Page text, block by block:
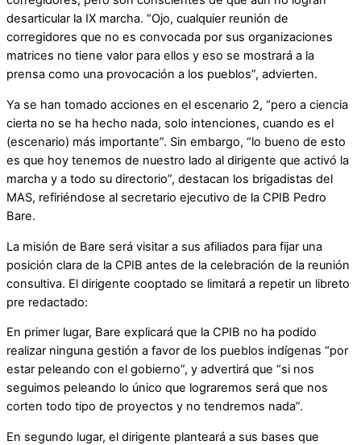
desarticular la IX marcha. “Ojo, cualquier reunión de
corregidores que no es convocada por sus organizaciones
matrices no tiene valor para ellos y eso se mostrará a la
prensa como una provocación a los pueblos”, advierten.
Ya se han tomado acciones en el escenario 2, “pero a ciencia
cierta no se ha hecho nada, solo intenciones, cuando es el
(escenario) más importante”. Sin embargo, “lo bueno de esto
es que hoy tenemos de nuestro lado al dirigente que activó la
marcha y a todo su directorio”, destacan los brigadistas del
MAS, refiriéndose al secretario ejecutivo de la CPIB Pedro
Bare.
La misión de Bare será visitar a sus afiliados para fijar una
posición clara de la CPIB antes de la celebración de la reunión
consultiva. El dirigente cooptado se limitará a repetir un libreto
pre redactado:
En primer lugar, Bare explicará que la CPIB no ha podido
realizar ninguna gestión a favor de los pueblos indígenas “por
estar peleando con el gobierno”, y advertirá que “si nos
seguimos peleando lo único que lograremos será que nos
corten todo tipo de proyectos y no tendremos nada”.
En segundo lugar, el dirigente planteará a sus bases que